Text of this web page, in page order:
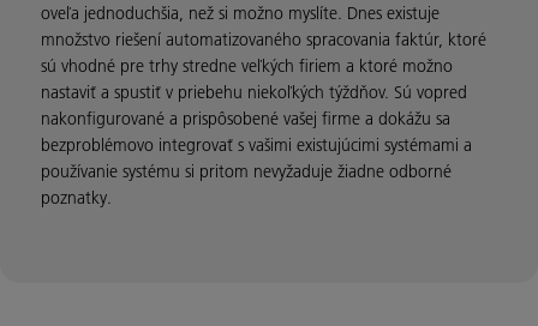
oveľa jednoduchšia, než si možno myslíte. Dnes existuje
množstvo riešení automatizovaného spracovania faktúr, ktoré
sú vhodné pre trhy stredne veľkých firiem a ktoré možno
nastaviť a spustiť v priebehu niekoľkých týždňov. Sú vopred
nakonfigurované a prispôsobené vašej firme a dokážu sa
bezproblémovo integrovať s vašimi existujúcimi systémami a
používanie systému si pritom nevyžaduje žiadne odborné
poznatky.